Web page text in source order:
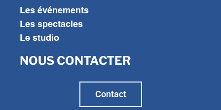
Les événements
Les spectacles
Le studio
NOUS CONTACTER
Contact